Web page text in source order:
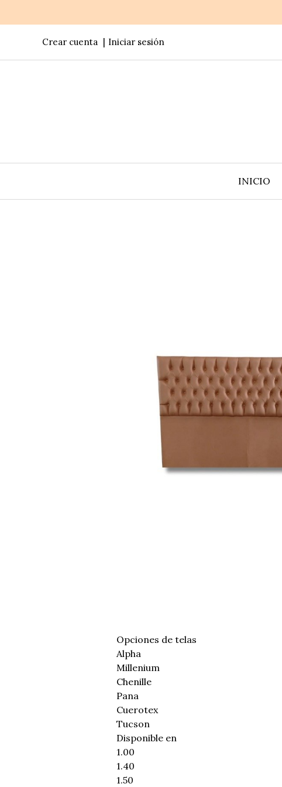
Crear cuenta Iniciar sesión
INICIO
Opciones de telas
Alpha
Millenium
Chenille
Pana
Cuerotex
Tucson
Disponible en
1.00
1.40
1.50